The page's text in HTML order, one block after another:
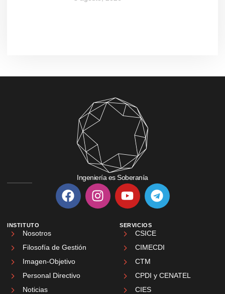
Ingeniería es Soberanía
INSTITUTO
Nosotros
Filosofía de Gestión
Imagen-Objetivo
Personal Directivo
Noticias
SERVICIOS
CSICE
CIMECDI
CTM
CPDI y CENATEL
CIES